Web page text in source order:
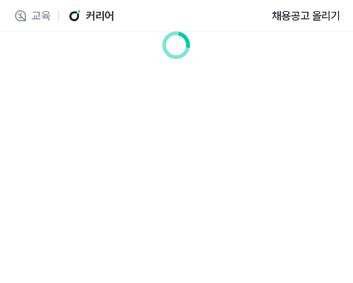
교육 커리어 채용공고 올리기